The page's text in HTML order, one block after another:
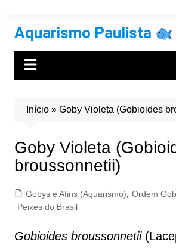
conteúdo
Aquarismo Paulista
Início» Goby Violeta (Gobioides
Goby Violeta
broussonnetii)
Gobys e Afins (Aquarismo) Ordem
Peixes do Brasil
Gobioides broussonnetii